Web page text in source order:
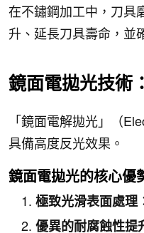
在不鏽鋼加工中，刀具
升、延長刀具壽命，並
鏡面電拋光技術
「鏡面電解拋光」（
具備高度反光效果。
鏡面電拋光的核心優
極致光滑表面處理
優異的耐腐蝕性提